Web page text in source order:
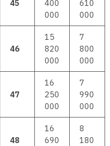
45
400
000
610
000
46
15
820
000
7
800
000
47
16
250
000
7
990
000
48
16
690
8
180